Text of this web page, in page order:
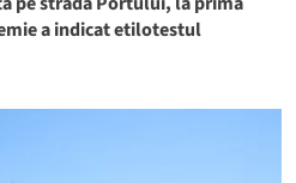
a indicat etilotestul